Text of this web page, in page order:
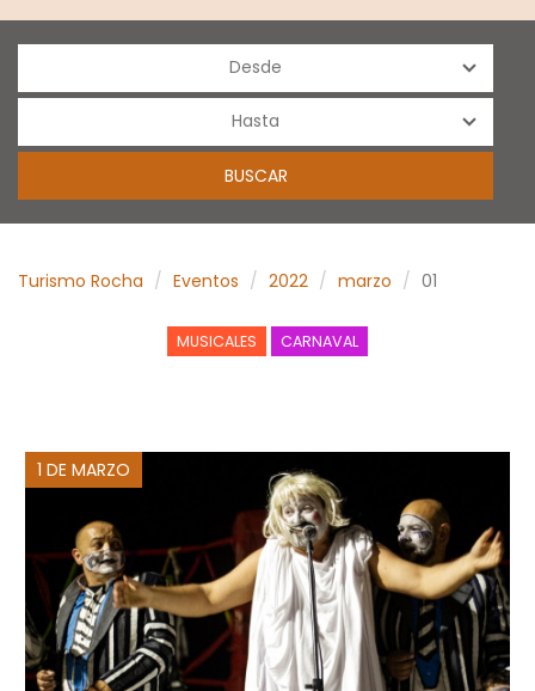
Turismo Rocha Eventos 2022 marzo 01
MUSICALES CARNAVAL
1 DE MARZO